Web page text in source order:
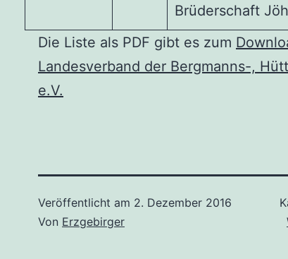
Brüderschaft
Die Liste als PDF gibt es zum
Landesverband der Bergmanns-,
e.V.
Veröffentlicht am 2. Dezember 2016
Von Erzgebirger